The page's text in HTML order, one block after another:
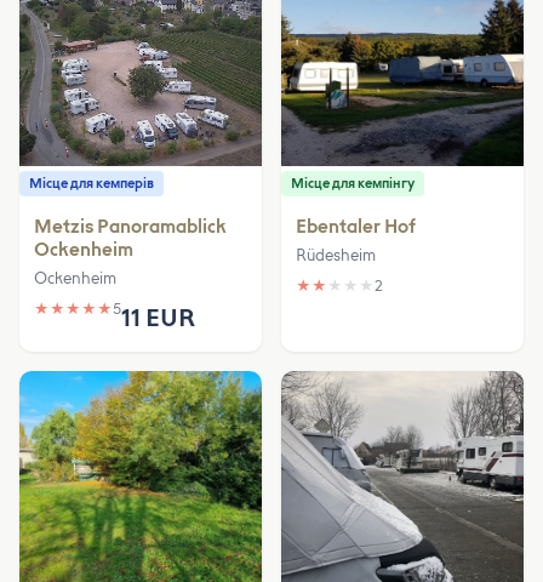
Місце для кемперів
Metzis Panoramablick
Ockenheim
Ockenheim
★ ★ ★ ★ ★511 EUR
Місце для кемпінгу
Ebentaler Hof
Rüdesheim
★ ★ ★ ★ ★ 2